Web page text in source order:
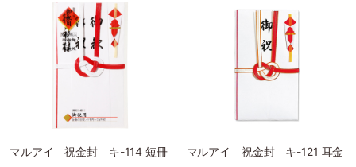
マルアイ 祝金封 キ-114 短冊 マルアイ 祝金封 キ-121 耳金